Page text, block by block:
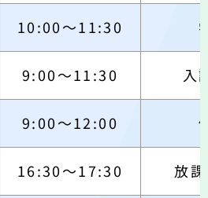
10:00～11:30
9:00～11:30
入
9:00～12:00
16:30～17:30
放